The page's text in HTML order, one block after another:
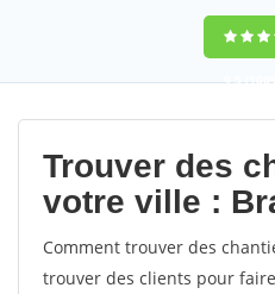
9,5
Trouver des
votre ville :
Comment trouver des
trouver des clients pour